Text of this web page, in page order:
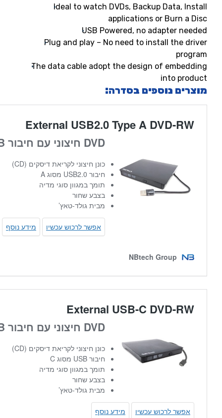
Ideal to watch DVDs, Backup Data, Install
applications or Burn a Disc
USB Powered, no adapter needed
Plug and play – No need to install the driver
program
The data cable adopt the design of embedding
into product
מוצרים נוספים בסדרה: